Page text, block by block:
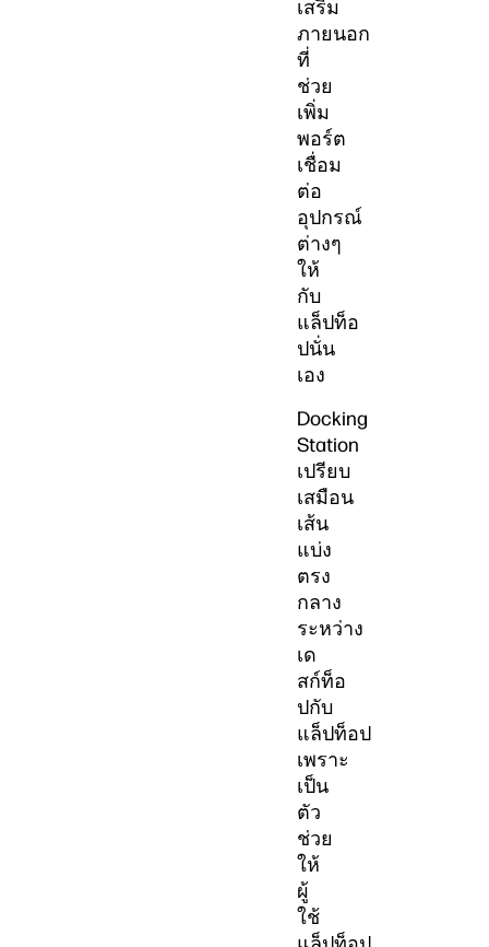
เสริม
ภายนอก
ที่
ช่วย
เพิ่ม
พอร์ต
เชื่อม
ต่อ
อุปกรณ์
ต่างๆ
ให้
กับ
แล็ปท็อ
ปนั่น
เอง
Docking
Station
เปรียบ
เสมือน
เส้น
แบ่ง
ตรง
กลาง
ระหว่าง
เด
สก์ท็อ
ปกับ
แล็ปท็อป
เพราะ
เป็น
ตัว
ช่วย
ให้
ผู้
ใช้